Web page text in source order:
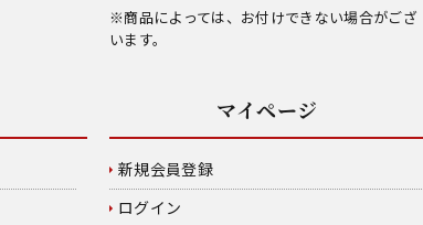
※商品によっては、お付けできない場合がござ
います。
マイページ
新規会員登録
ログイン